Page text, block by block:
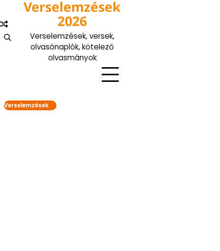
content
Verselemzések
2026
Verselemzések, versek,
olvasónaplók, kötelező
olvasmányok
Verselemzések